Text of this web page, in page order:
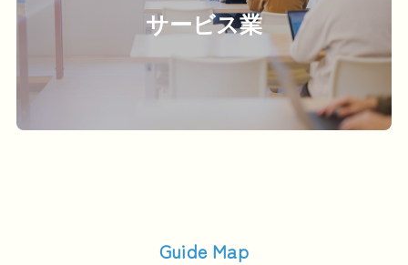
サービス業
Guide Map